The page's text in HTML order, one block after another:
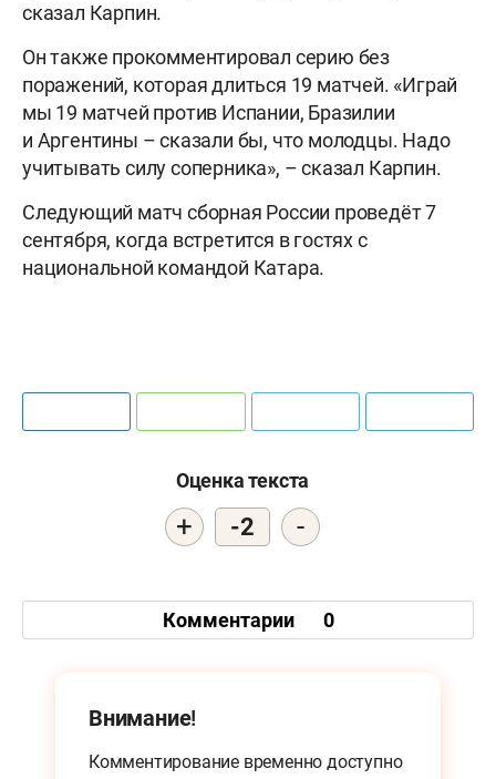
сказал Карпин.
Он также прокомментировал серию без
поражений, которая длиться 19 матчей. «Играй
мы 19 матчей против Испании, Бразилии
и Аргентины – сказали бы, что молодцы. Надо
учитывать силу соперника», – сказал Карпин.
Следующий матч сборная России проведёт 7
сентября, когда встретится в гостях с
национальной командой Катара.
Оценка текста
+ -2 -
Комментарии 0
Внимание!
Комментирование временно доступно